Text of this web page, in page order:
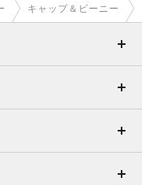
キャップ＆ビーニー